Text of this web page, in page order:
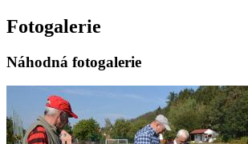
Fotogalerie
Náhodná fotogalerie